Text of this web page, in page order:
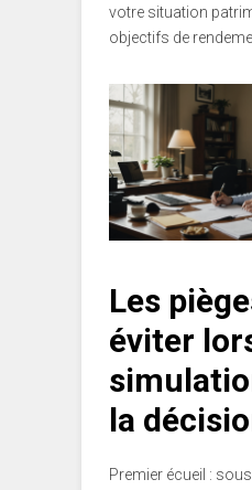
votre situation
objectifs de
Les
éviter
la
Premier écueil :